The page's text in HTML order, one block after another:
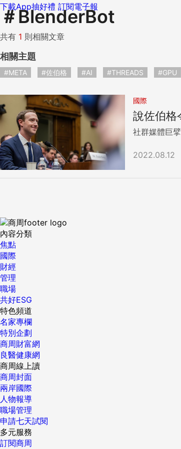
下載App抽好禮 訂閱電子報
＃BlenderBot
共有 1 則相關文章
相關主題
#META #佐伯格 #AI #THREADS #GPU
國際
說佐伯格
社群媒體巨
2022.08.12
內容分類
焦點
國際
財經
管理
職場
共好ESG
特色頻道
名家專欄
特別企劃
商周財富網
良醫健康網
商周線上讀
商周封面
兩岸國際
人物報導
職場管理
申請七天試閱
多元服務
訂閱商周